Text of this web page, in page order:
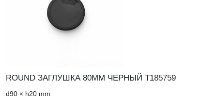
ROUND ЗАГЛУШКА 80ММ ЧЕРНЫЙ Т185759
d90 × h20 mm